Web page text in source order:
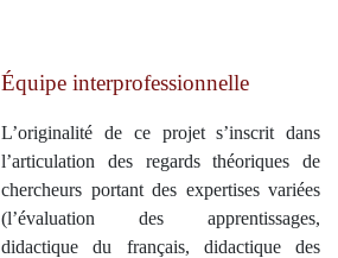
Équipe interprofessionnelle
L’originalité de ce projet s’inscrit dans
l’articulation des regards théoriques de
chercheurs portant des expertises variées
(l’évaluation des apprentissages,
didactique du français, didactique des